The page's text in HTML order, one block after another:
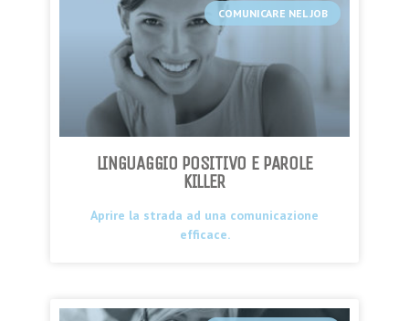
COMUNICARE NEL JOB
LINGUAGGIO POSITIVO E PAROLE
KILLER
Aprire la strada ad una comunicazione
efficace.